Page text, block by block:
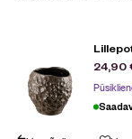
24,90